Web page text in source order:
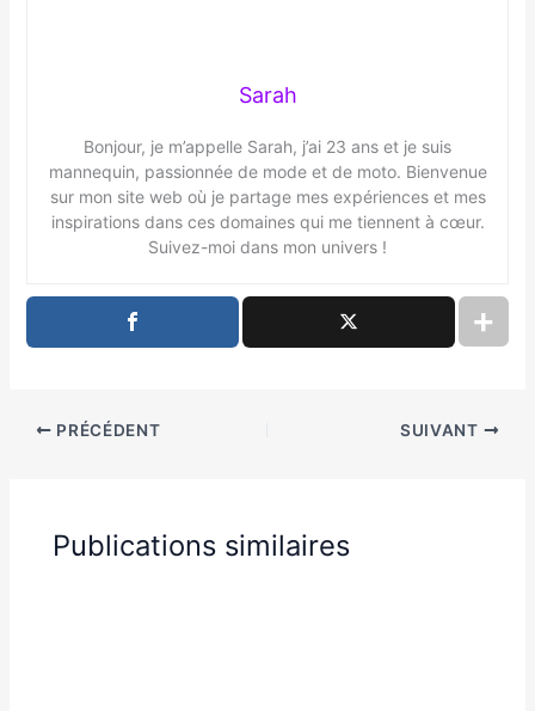
Sarah
Bonjour, je m’appelle Sarah, j’ai 23 ans et je suis
mannequin, passionnée de mode et de moto. Bienvenue
sur mon site web où je partage mes expériences et mes
inspirations dans ces domaines qui me tiennent à cœur.
Suivez-moi dans mon univers !
PRÉCÉDENT SUIVANT
Publications similaires